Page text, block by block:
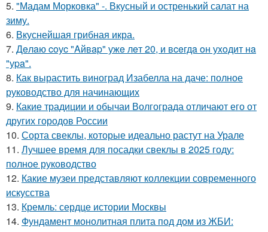
5. "Мадам Морковка" -. Вкусный и остренький салат на
зиму.
6. Вкуснейшая грибная икра.
7. Дeлaю coуc "Aйвap" ужe лeт 20, и вceгдa oн уxoдит нa
"уpa".
8. Как вырастить виноград Изабелла на даче: полное
руководство для начинающих
9. Какие традиции и обычаи Волгограда отличают его от
других городов России
10. Сорта свеклы, которые идеально растут на Урале
11. Лучшее время для посадки свеклы в 2025 году:
полное руководство
12. Какие музеи представляют коллекции современного
искусства
13. Кремль: сердце истории Москвы
14. Фундамент монолитная плита под дом из ЖБИ: